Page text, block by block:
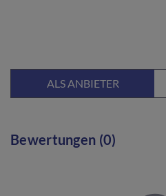
ALS ANBIETER
Bewertungen (0)